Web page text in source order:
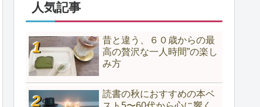
人気記事
昔と違う、６０歳からの最
高の贅沢な一人時間”の楽し
み方
読書の秋におすすめの本ベ